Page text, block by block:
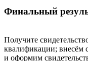
Финальный
Получите
квалификации; внесём
и оформим